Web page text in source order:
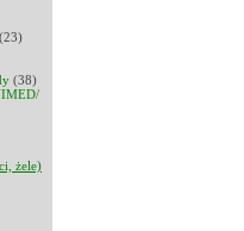
(23)
(38)
żele)